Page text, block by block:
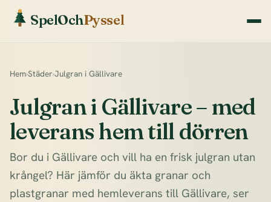
SpelOchPyssel
Hem›Städer›Julgran i Gällivare
Julgran i Gällivare – med
leverans hem till dörren
Bor du i Gällivare och vill ha en frisk julgran utan
krångel? Här jämför du äkta granar och
plastgranar med hemleverans till Gällivare, ser